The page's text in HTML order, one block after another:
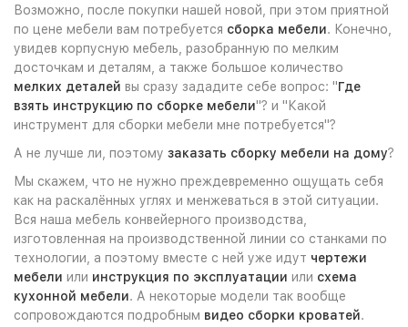
Возможно, после покупки нашей новой, при этом приятной
по цене мебели вам потребуется сборка мебели. Конечно,
увидев корпусную мебель, разобранную по мелким
досточкам и деталям, а также большое количество
мелких деталей вы сразу зададите себе вопрос: "Где
взять инструкцию по сборке мебели"? и "Какой
инструмент для сборки мебели мне потребуется"?
А не лучше ли, поэтому заказать сборку мебели на дому?
Мы скажем, что не нужно преждевременно ощущать себя
как на раскалённых углях и менжеваться в этой ситуации.
Вся наша мебель конвейерного производства,
изготовленная на производственной линии со станками по
технологии, а поэтому вместе с ней уже идут чертежи
мебели или инструкция по эксплуатации или схема
кухонной мебели. А некоторые модели так вообще
сопровождаются подробным видео сборки кроватей.